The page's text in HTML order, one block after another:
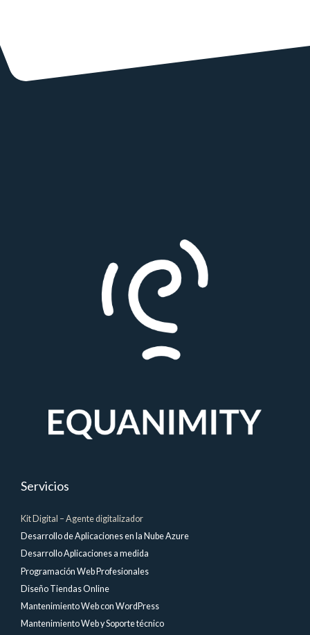
Servicios
Kit Digital – Agente digitalizador
Desarrollo de Aplicaciones en la Nube Azure
Desarrollo Aplicaciones a medida
Programación Web Profesionales
Diseño Tiendas Online
Mantenimiento Web con WordPress
Mantenimiento Web y Soporte técnico